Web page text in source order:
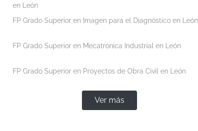
en León
FP Grado Superior en Imagen para el Diagnóstico en León
FP Grado Superior en Mecatrónica Industrial en León
FP Grado Superior en Proyectos de Obra Civil en León
Ver más